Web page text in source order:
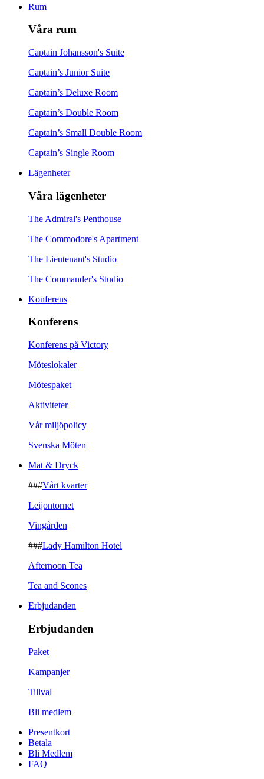
Rum
Våra rum
Captain Johansson's Suite
Captain’s Junior Suite
Captain’s Deluxe Room
Captain’s Double Room
Captain’s Small Double Room
Captain’s Single Room
Lägenheter
Våra lägenheter
The Admiral's Penthouse
The Commodore's Apartment
The Lieutenant's Studio
The Commander's Studio
Konferens
Konferens
Konferens på Victory
Möteslokaler
Mötespaket
Aktiviteter
Vår miljöpolicy
Svenska Möten
Mat & Dryck
###Vårt kvarter
Leijontornet
Vingården
###Lady Hamilton Hotel
Afternoon Tea
Tea and Scones
Erbjudanden
Erbjudanden
Paket
Kampanjer
Tillval
Bli medlem
Presentkort
Betala
Bli Medlem
FAQ